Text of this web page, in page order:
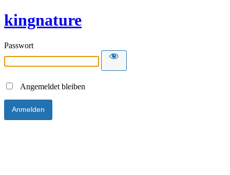
kingnature
Passwort
Angemeldet bleiben